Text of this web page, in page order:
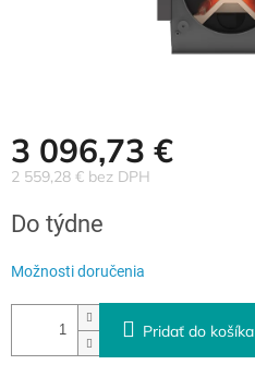
3 096,73 €
2 559,28 € bez DPH
cena:
Do týdne
Možnosti doručenia
Pridať do košíka